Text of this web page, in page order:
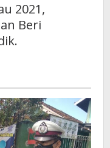
2021,
Beri